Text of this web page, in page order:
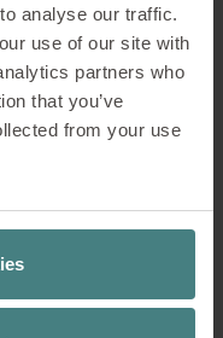
analyse our traffic.
use of our site with
partners who
that you’ve
from your use
Bröcker
avant tout des
des projets et